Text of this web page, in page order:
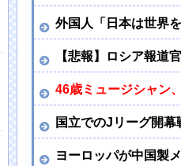
外国人「日本は世界
【悲報】ロシア報道
46歳ミュージシャン
国立でのJリーグ開
ヨーロッパが中国製